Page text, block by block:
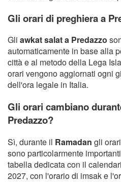
Gli orari di preghiera a
Gli awkat salat a Predazzo
automaticamente in base alla
città e al metodo della Lega
orari vengono aggiornati ogni
dell'ora legale in Italia.
Gli orari cambiano
Predazzo?
Sì, durante il Ramadan gli
sono particolarmente
tabella dedicata con il
2027, con l'orario di imsak e